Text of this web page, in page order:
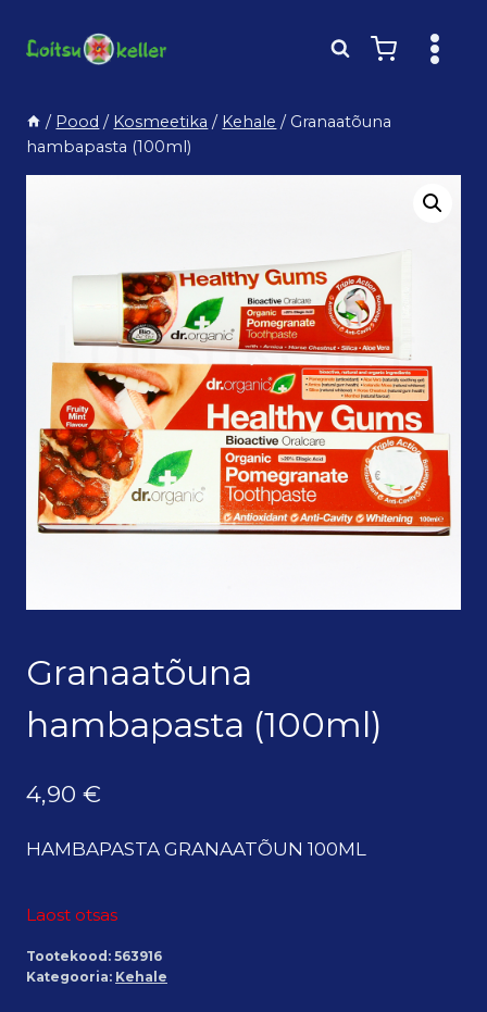
/ Pood / Kosmeetika / Kehale / Granaatõuna
hambapasta (100ml)
Granaatõuna
hambapasta (100ml)
4,90 €
HAMBAPASTA GRANAATÕUN 100ML
Laost otsas
Tootekood: 563916
Kategooria: Kehale